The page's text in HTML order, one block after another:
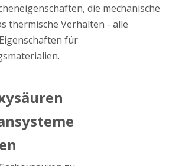
die mechanische
thermische Verhalten - alle
für